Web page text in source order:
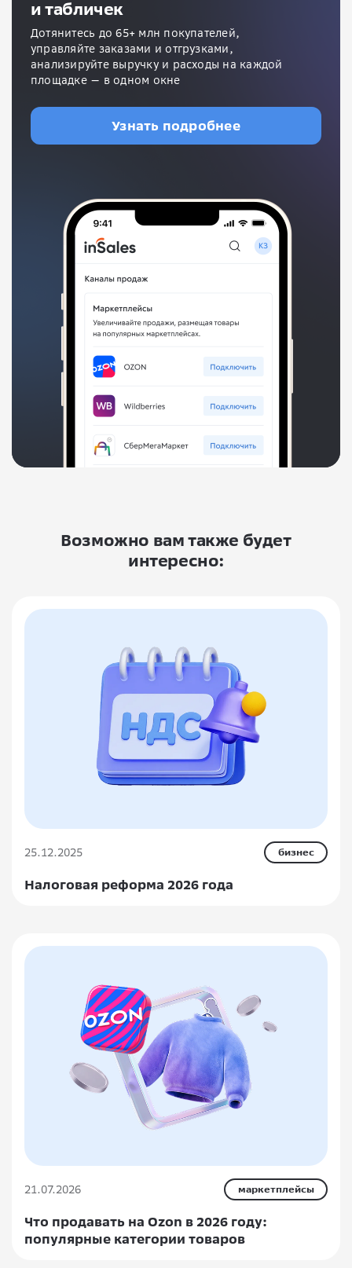
и табличек
Дотянитесь до 65+ млн покупателей,
управляйте заказами и отгрузками,
анализируйте выручку и расходы на каждой
площадке — в одном окне
Узнать подробнее
Возможно вам также будет
интересно:
25.12.2025 бизнес
Налоговая реформа 2026 года
21.07.2026 маркетплейсы
Что продавать на Ozon в 2026 году:
популярные категории товаров